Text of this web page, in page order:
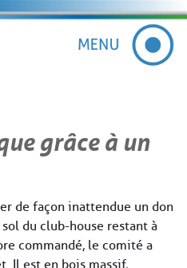
grâce à un
de façon inattendue un don
du club-house restant à
commandé, le comité a
Il est en bois massif,